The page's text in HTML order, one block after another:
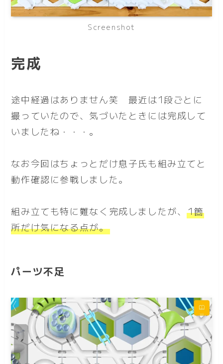
Screenshot
完成
途中経過はありません笑 最近は1段ごとに
撮っていたので、気づいたときには完成して
いましたね・・・。
なお今回はちょっとだけ息子氏も組み立てと
動作確認に参戦しました。
組み立ても特に難なく完成しましたが、1箇
所だけ気になる点が。
パーツ不足